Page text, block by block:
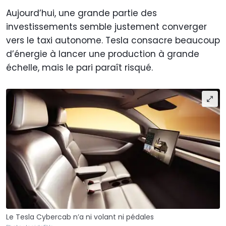
Aujourd’hui, une grande partie des
investissements semble justement converger
vers le taxi autonome. Tesla consacre beaucoup
d’énergie à lancer une production à grande
échelle, mais le pari paraît risqué.
Le Tesla Cybercab n’a ni volant ni pédales